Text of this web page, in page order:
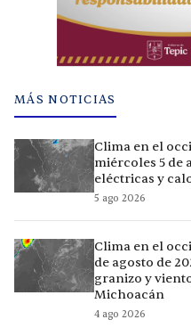
MÁS NOTICIAS
Clima en el
miércoles 5 de
eléctricas y
5 ago 2026
Clima en el
de agosto de
granizo y
Michoacán
4 ago 2026